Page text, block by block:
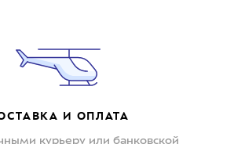
И ОПЛАТА
курьеру или банковской